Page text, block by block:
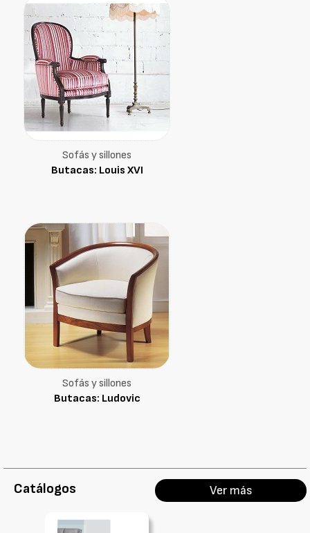
Sofás y sillones
Butacas: Louis XVI
Sofás y sillones
Butacas: Ludovic
Catálogos Ver más